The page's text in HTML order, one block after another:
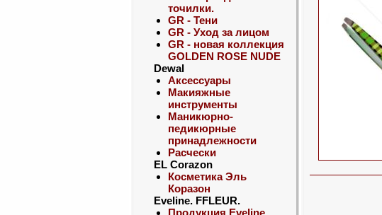
точилки.
GR - Тени
GR - Уход за лицом
GR - новая коллекция
GOLDEN ROSE NUDE
Dewal
Аксессуары
Макияжные
инструменты
Маникюрно-
педикюрные
принадлежности
Расчески
EL Corazon
Косметика Эль
Коразон
Eveline. FFLEUR.
Продукция Eveline.